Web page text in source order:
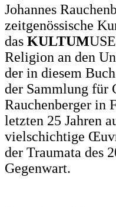
Johannes
zeitgenössische
das KULTUM
Religion an den
der in diesem
der Sammlung für
Rauchenberger in
letzten 25 Jahren
vielschichtige
der Traumata des
Gegenwart.